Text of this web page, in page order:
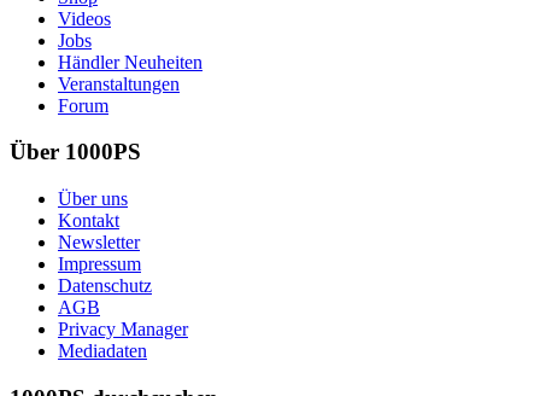
Videos
Jobs
Händler Neuheiten
Veranstaltungen
Forum
Über 1000PS
Über uns
Kontakt
Newsletter
Impressum
Datenschutz
AGB
Privacy Manager
Mediadaten